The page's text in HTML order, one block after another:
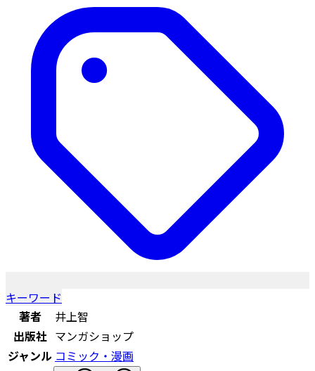
キーワード
著者
井上智
出版社 マンガショップ
ジャンル コミック・漫画